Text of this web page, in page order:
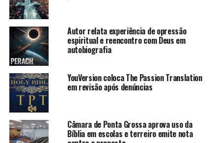
Autor relata experiência de opressão
espiritual e reencontro com Deus em
autobiografia
YouVersion coloca The Passion Translation
em revisão após denúncias
Câmara de Ponta Grossa aprova uso da
Bíblia em escolas e terreiro emite nota